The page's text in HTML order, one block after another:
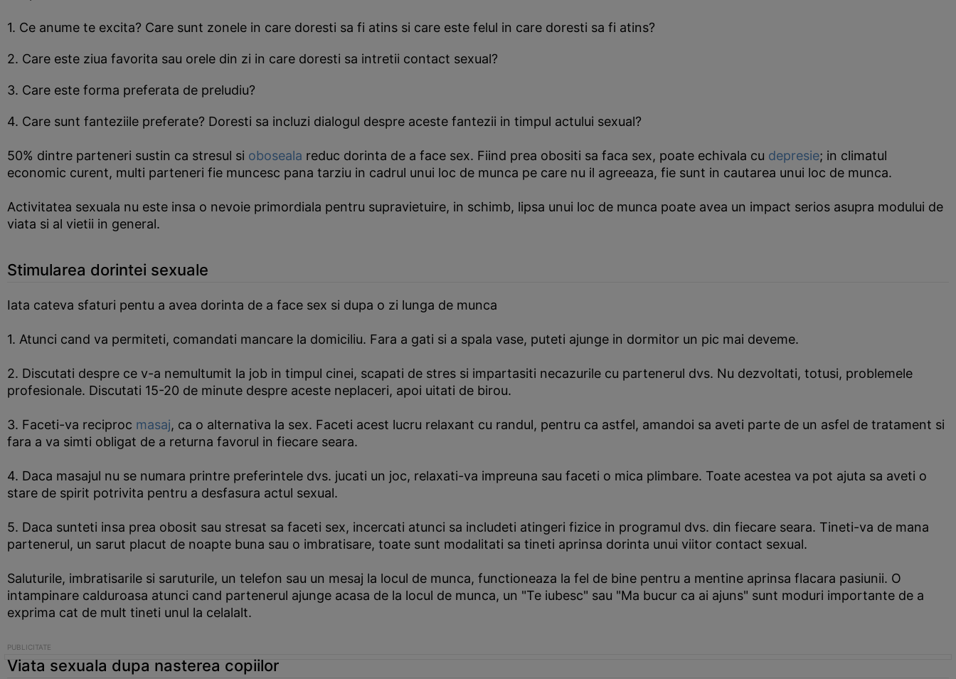
1. Ce anume te excita? Care sunt zonele in care doresti sa fi atins si care este felul in care doresti sa fi atins?
2. Care este ziua favorita sau orele din zi in care doresti sa intretii contact sexual?
3. Care este forma preferata de preludiu?
4. Care sunt fanteziile preferate? Doresti sa incluzi dialogul despre aceste fantezii in timpul actului sexual?
50% dintre parteneri sustin ca stresul si oboseala reduc dorinta de a face sex. Fiind prea obositi sa faca sex, poate echivala cu depresie; in climatul
economic curent, multi parteneri fie muncesc pana tarziu in cadrul unui loc de munca pe care nu il agreeaza, fie sunt in cautarea unui loc de munca.
Activitatea sexuala nu este insa o nevoie primordiala pentru supravietuire, in schimb, lipsa unui loc de munca poate avea un impact serios asupra modului de
viata si al vietii in general.
Stimularea dorintei sexuale
Iata cateva sfaturi pentu a avea dorinta de a face sex si dupa o zi lunga de munca
1. Atunci cand va permiteti, comandati mancare la domiciliu. Fara a gati si a spala vase, puteti ajunge in dormitor un pic mai deveme.
2. Discutati despre ce v-a nemultumit la job in timpul cinei, scapati de stres si impartasiti necazurile cu partenerul dvs. Nu dezvoltati, totusi, problemele
profesionale. Discutati 15-20 de minute despre aceste neplaceri, apoi uitati de birou.
3. Faceti-va reciproc masaj, ca o alternativa la sex. Faceti acest lucru relaxant cu randul, pentru ca astfel, amandoi sa aveti parte de un asfel de tratament si
fara a va simti obligat de a returna favorul in fiecare seara.
4. Daca masajul nu se numara printre preferintele dvs. jucati un joc, relaxati-va impreuna sau faceti o mica plimbare. Toate acestea va pot ajuta sa aveti o
stare de spirit potrivita pentru a desfasura actul sexual.
5. Daca sunteti insa prea obosit sau stresat sa faceti sex, incercati atunci sa includeti atingeri fizice in programul dvs. din fiecare seara. Tineti-va de mana
partenerul, un sarut placut de noapte buna sau o imbratisare, toate sunt modalitati sa tineti aprinsa dorinta unui viitor contact sexual.
Saluturile, imbratisarile si saruturile, un telefon sau un mesaj la locul de munca, functioneaza la fel de bine pentru a mentine aprinsa flacara pasiunii. O
intampinare calduroasa atunci cand partenerul ajunge acasa de la locul de munca, un "Te iubesc" sau "Ma bucur ca ai ajuns" sunt moduri importante de a
exprima cat de mult tineti unul la celalalt.
Viata sexuala dupa nasterea copiilor